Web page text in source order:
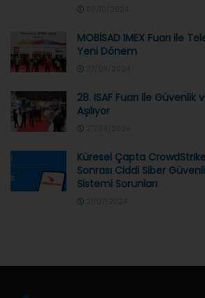
MOBİSAD IMEX Fuarı ile
Yeni Dönem
28. ISAF Fuarı ile Güvenlik
Aşılıyor
Küresel Çapta
Sonrası Ciddi Siber
Sistemi Sorunları